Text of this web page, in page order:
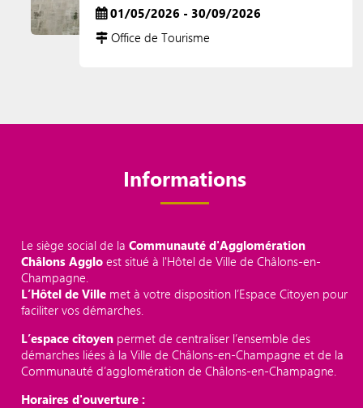
01/05/2026 - 30/09/2026
Office de Tourisme
Informations
Le siège social de laCommunauté d'Agglomération
Châlons Aggloest situé à l'Hôtel de Ville de Châlons-en-
Champagne.
L’Hôtel de Ville met à votre disposition l’Espace Citoyen pour
faciliter vos démarches.
L’espace citoyen permet de centraliser l’ensemble des
démarches liées à la Ville de Châlons-en-Champagne et de la
Communauté d’agglomération de Châlons-en-Champagne.
Horaires d'ouverture :